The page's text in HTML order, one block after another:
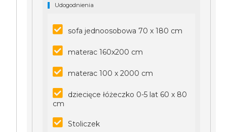
Udogodnienia
sofa jednoosobowa 70 x 180 cm
materac 160x200 cm
materac 100 x 2000 cm
dziecięce łóżeczko 0-5 lat 60 x 80
cm
Stoliczek